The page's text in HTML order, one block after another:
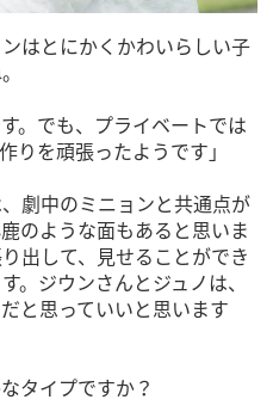
はとにかくかわいらしい子
。でも、プライベートでは
りを頑張ったようです」
劇中のミニョンと共通点が
のような面もあると思いま
出して、見せることができ
。ジウンさんとジュノは、
と思っていいと思います
タイプですか？